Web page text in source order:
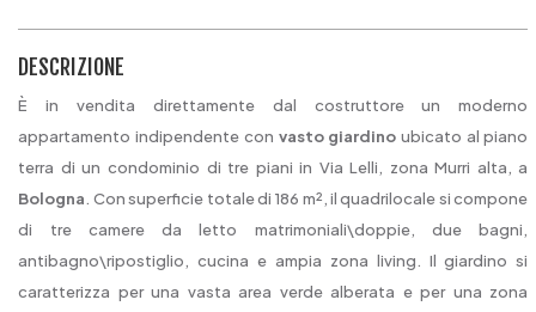
DESCRIZIONE
È in vendita direttamente dal costruttore un moderno
appartamento indipendente con vasto giardino ubicato al piano
terra di un condominio di tre piani in Via Lelli, zona Murri alta, a
Bologna . Con superficie totale di 186 m², il quadrilocale si compone
di tre camere da letto matrimoniali\doppie, due bagni,
antibagno\ripostiglio, cucina e ampia zona living. Il giardino si
caratterizza per una vasta area verde alberata e per una zona